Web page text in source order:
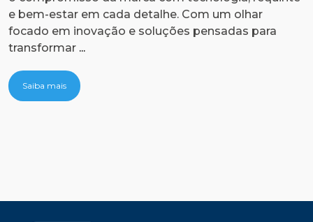
e bem-estar em cada detalhe. Com um olhar
focado em inovação e soluções pensadas para
transformar ...
Saiba mais